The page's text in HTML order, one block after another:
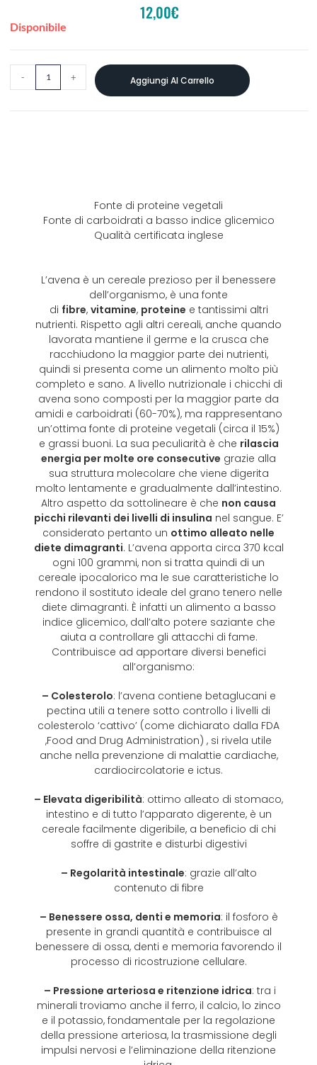
12,00€
Disponibile
- + Aggiungi Al Carrello
Fonte di proteine vegetali
Fonte di carboidrati a basso indice glicemico
Qualità certificata inglese
L’avena è un cereale prezioso per il benessere
dell’organismo, è una fonte
di fibre, vitamine, proteine e tantissimi altri
nutrienti. Rispetto agli altri cereali, anche quando
lavorata mantiene il germe e la crusca che
racchiudono la maggior parte dei nutrienti,
quindi si presenta come un alimento molto più
completo e sano. A livello nutrizionale i chicchi di
avena sono composti per la maggior parte da
amidi e carboidrati (60-70%), ma rappresentano
un’ottima fonte di proteine vegetali (circa il 15%)
e grassi buoni. La sua peculiarità è che rilascia
energia per molte ore consecutive grazie alla
sua struttura molecolare che viene digerita
molto lentamente e gradualmente dall’intestino.
Altro aspetto da sottolineare è che non causa
picchi rilevanti dei livelli di insulina nel sangue. E’
considerato pertanto un ottimo alleato nelle
diete dimagranti. L’avena apporta circa 370 kcal
ogni 100 grammi, non si tratta quindi di un
cereale ipocalorico ma le sue caratteristiche lo
rendono il sostituto ideale del grano tenero nelle
diete dimagranti. È infatti un alimento a basso
indice glicemico, dall’alto potere saziante che
aiuta a controllare gli attacchi di fame.
Contribuisce ad apportare diversi benefici
all’organismo:
– Colesterolo: l’avena contiene betaglucani e
pectina utili a tenere sotto controllo i livelli di
colesterolo ‘cattivo’ (come dichiarato dalla FDA
,Food and Drug Administration) , si rivela utile
anche nella prevenzione di malattie cardiache,
cardiocircolatorie e ictus.
– Elevata digeribilità: ottimo alleato di stomaco,
intestino e di tutto l’apparato digerente, è un
cereale facilmente digeribile, a beneficio di chi
soffre di gastrite e disturbi digestivi
– Regolarità intestinale: grazie all’alto
contenuto di fibre
– Benessere ossa, denti e memoria: il fosforo è
presente in grandi quantità e contribuisce al
benessere di ossa, denti e memoria favorendo il
processo di ricostruzione cellulare.
– Pressione arteriosa e ritenzione idrica: tra i
minerali troviamo anche il ferro, il calcio, lo zinco
e il potassio, fondamentale per la regolazione
della pressione arteriosa, la trasmissione degli
impulsi nervosi e l’eliminazione della ritenzione